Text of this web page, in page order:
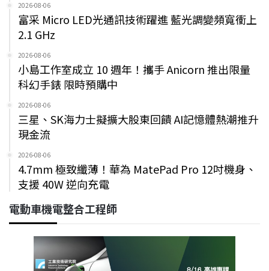
2026-08-06
富采 Micro LED光通訊技術躍進 藍光調變頻寬衝上
2.1 GHz
2026-08-06
小島工作室成立 10 週年！攜手 Anicorn 推出限量
科幻手錶 限時預購中
2026-08-06
三星、SK海力士擬擴大股東回饋 AI記憶體熱潮推升
現金流
2026-08-06
4.7mm 極致纖薄！華為 MatePad Pro 12吋機身、
支援 40W 逆向充電
電動車機電整合工程師